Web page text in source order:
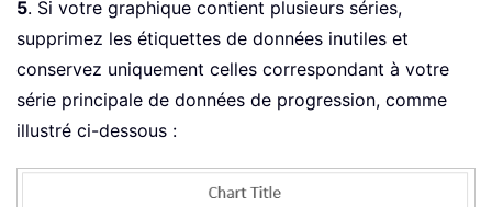
5. Si votre graphique contient plusieurs séries,
supprimez les étiquettes de données inutiles et
conservez uniquement celles correspondant à votre
série principale de données de progression, comme
illustré ci-dessous :